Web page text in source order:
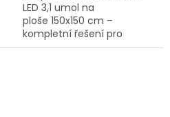
LED 3,1 umol na
ploše 150x150 cm –
kompletní řešení pro
domácí pěstování.